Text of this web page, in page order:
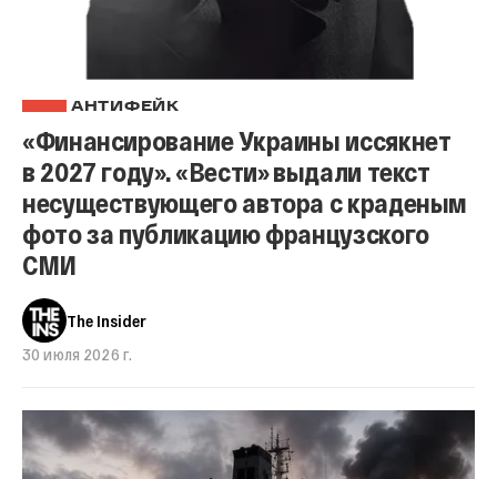
АНТИФЕЙК
«Финансирование Украины иссякнет
в 2027 году». «Вести» выдали текст
несуществующего автора с краденым
фото за публикацию французского
СМИ
The Insider
30 июля 2026 г.